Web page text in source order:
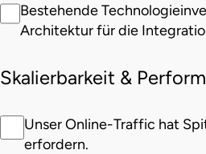
Bestehende
Architektur für die
Skalierbarkeit &
Unser Online-Traffic hat
erfordern.